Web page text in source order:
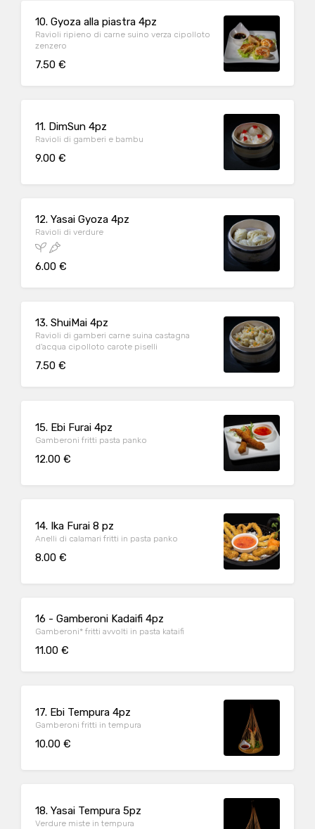
10. Gyoza alla piastra 4pz
Ravioli ripieno di carne suino verza cipolloto
zenzero
7.50 €
11. DimSun 4pz
Ravioli di gamberi e bambu
9.00 €
12. Yasai Gyoza 4pz
Ravioli di verdure
6.00 €
13. ShuiMai 4pz
Ravioli di gamberi carne suina castagna
d'acqua cipolloto carote piselli
7.50 €
15. Ebi Furai 4pz
Gamberoni fritti pasta panko
12.00 €
14. Ika Furai 8 pz
Anelli di calamari fritti in pasta panko
8.00 €
16 - Gamberoni Kadaifi 4pz
Gamberoni* fritti avvolti in pasta kataifi
11.00 €
17. Ebi Tempura 4pz
Gamberoni fritti in tempura
10.00 €
18. Yasai Tempura 5pz
Verdure miste in tempura